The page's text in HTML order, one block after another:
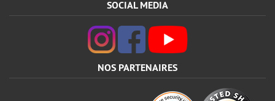
SOCIAL MEDIA
NOS PARTENAIRES